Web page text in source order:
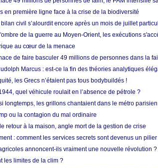
en première ligne face à la crise de la biodiversité
civil s’alourdit encore après un mois de juillet
de la guerre au Moyen-Orient, les exécutions
au cœur de la menace
de faire basculer 49 millions de personnes dans la
Marcus : est-ce la fin des théories analytiques
les Grecs n’étaient pas tous bodybuildés !
quel véhicule roulait en l’absence de pétrole ?
si longtemps, les grillons chantaient dans le métro parisien
ou la contagion du mal ordinaire
retour à la maison, angle mort de la gestion de crise
: comment les services secrets sont devenus un pilier
annoncent-ils vraiment une nouvelle révolution ?
les limites de la clim ?